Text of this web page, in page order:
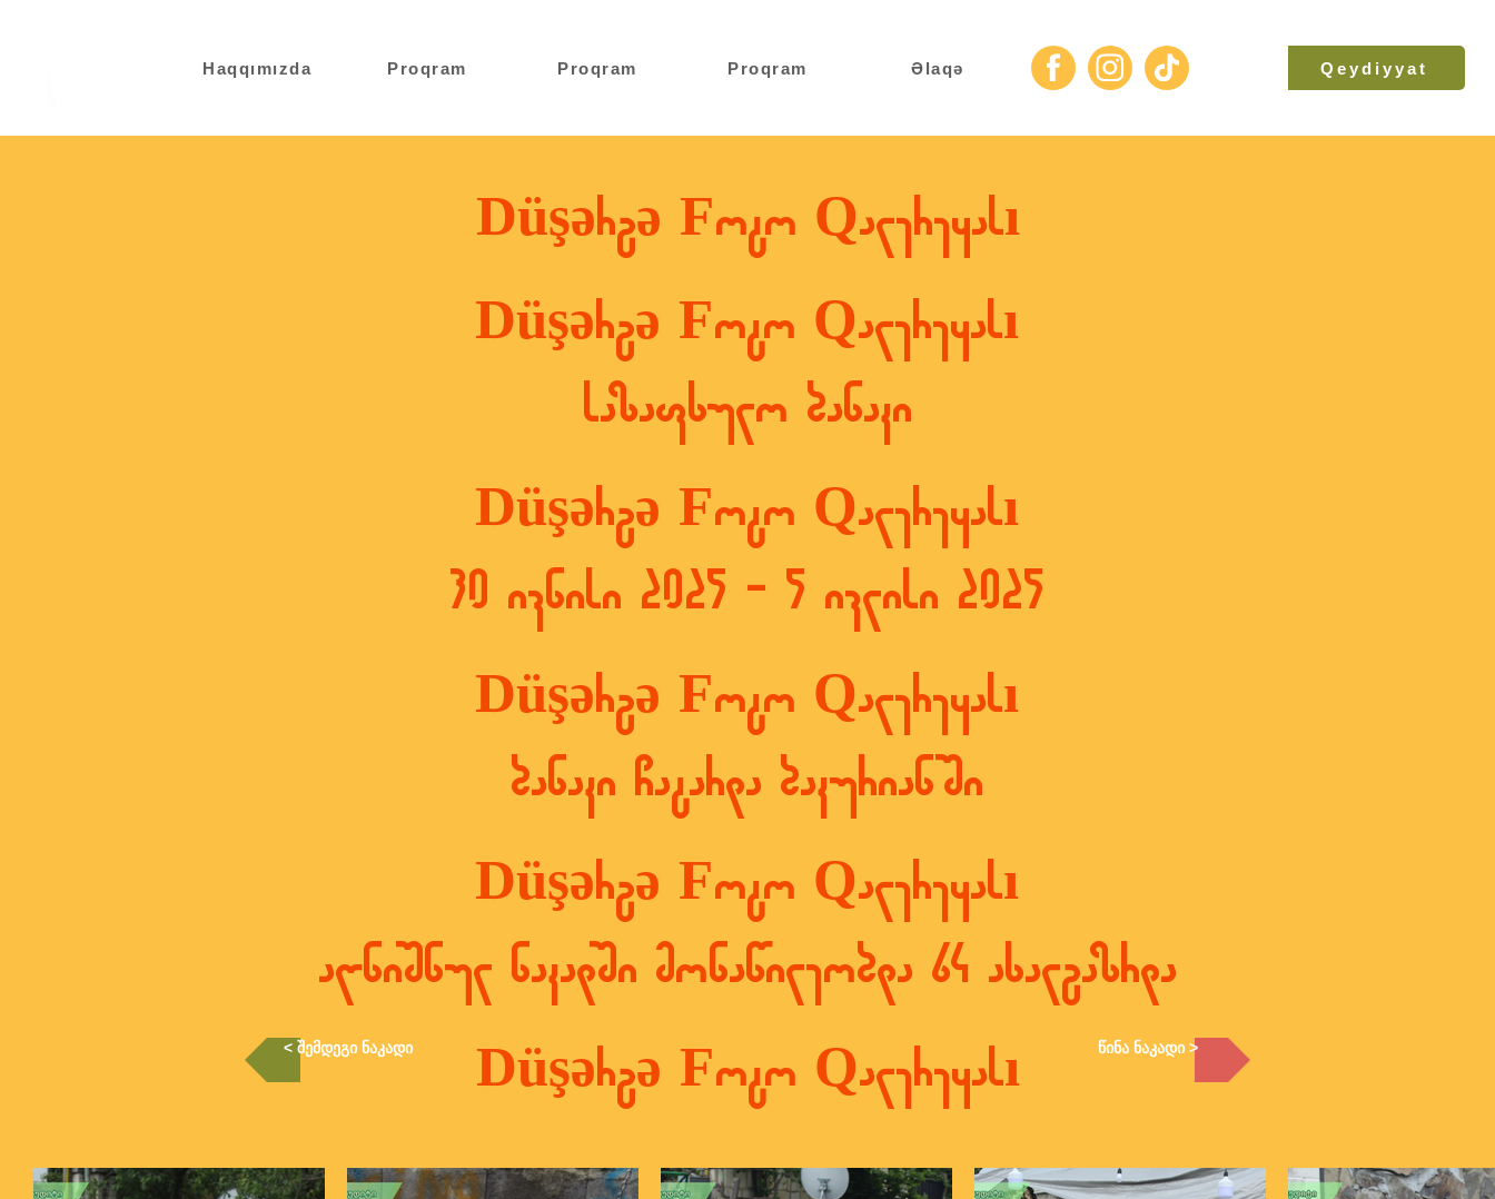
Haqqımızda Proqram Proqram Proqram Əlaqə Qeydiyyat
Düşərgə Foto Qalereyası
Düşərgə Foto Qalereyası
საზაფხულო ბანაკი
Düşərgə Foto Qalereyası
30 ივნისი 2025 - 5 ივლისი 2025
Düşərgə Foto Qalereyası
ბანაკი ჩატარდა ბაკურიანში
Düşərgə Foto Qalereyası
აღნიშნულ ნაკადში მონაწილეობდა 64 ახალგაზრდა
< შემდეგი ნაკადი Düşərgə Foto Qalereyası წინა ნაკადი >